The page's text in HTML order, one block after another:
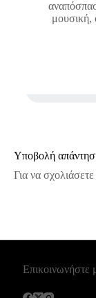
μουσική,
Υποβολή
Για να
Επικοινωνήστε